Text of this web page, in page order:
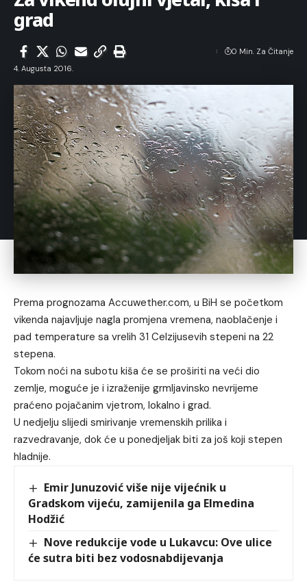
grad
4. Augusta 2016.
0 Min. Za Čitanje
Prema prognozama Accuwether.com, u BiH se početkom
vikenda najavljuje nagla promjena vremena, naoblačenje i
pad temperature sa vrelih 31 Celzijusevih stepeni na 22
stepena.
Tokom noći na subotu kiša će se proširiti na veći dio
zemlje, moguće je i izraženije grmljavinsko nevrijeme
praćeno pojačanim vjetrom, lokalno i grad.
U nedjelju slijedi smirivanje vremenskih prilika i
razvedravanje, dok će u ponedjeljak biti za još koji stepen
hladnije.
Emir Junuzović više nije vijećnik u
Gradskom vijeću, zamijenila ga Elmedina
Hodžić
Nove redukcije vode u Lukavcu: Ove ulice
će sutra biti bez vodosnabdijevanja